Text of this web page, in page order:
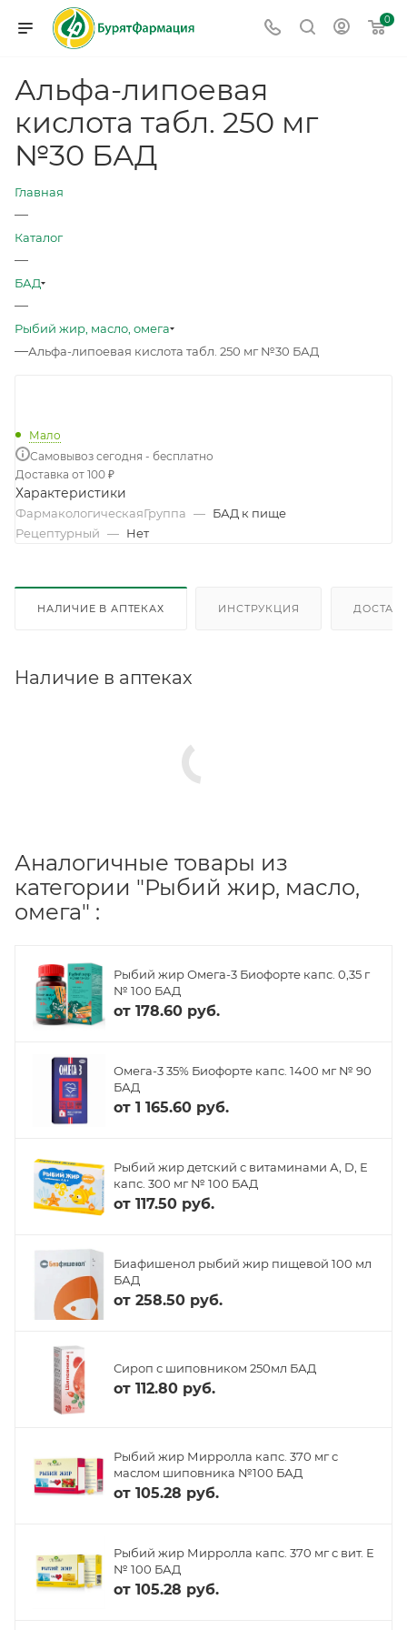
0
Альфа-липоевая
кислота табл. 250 мг
№30 БАД
Главная
—
Каталог
—
БАД
—
Рыбий жир, масло, омега
—Альфа-липоевая кислота табл. 250 мг №30 БАД
Мало
Самовывоз сегодня - бесплатно
Доставка от 100 ₽
Характеристики
ФармакологическаяГруппа — БАД к пище
Рецептурный — Нет
НАЛИЧИЕ В АПТЕКАХ ИНСТРУКЦИЯ
Наличие в аптеках
Аналогичные товары из
категории "Рыбий жир, масло,
омега" :
Рыбий жир Омега-3 Биофорте капс. 0,35 г
№ 100 БАД
от 178.60 руб.
Омега-3 35% Биофорте капс. 1400 мг № 90
БАД
от 1 165.60 руб.
Рыбий жир детский с витаминами А, D, Е
капс. 300 мг № 100 БАД
от 117.50 руб.
Биафишенол рыбий жир пищевой 100 мл
БАД
от 258.50 руб.
Сироп с шиповником 250мл БАД
от 112.80 руб.
Рыбий жир Мирролла капс. 370 мг с
маслом шиповника №100 БАД
от 105.28 руб.
Рыбий жир Мирролла капс. 370 мг с вит. Е
№ 100 БАД
от 105.28 руб.